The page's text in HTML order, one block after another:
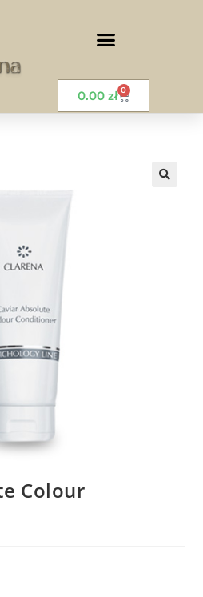
0.00 zł 0
Colour